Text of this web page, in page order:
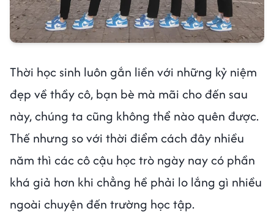
Thời học sinh luôn gắn liền với những kỷ niệm
đẹp về thầy cô, bạn bè mà mãi cho đến sau
này, chúng ta cũng không thể nào quên được.
Thế nhưng so với thời điểm cách đây nhiều
năm thì các cô cậu học trò ngày nay có phần
khá giả hơn khi chẳng hề phải lo lắng gì nhiều
ngoài chuyện đến trường học tập.